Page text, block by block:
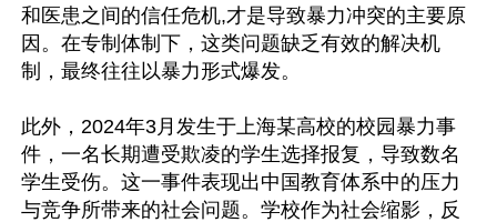
和医患之间的信任危机,才是导致暴力冲突的主要原
因。在专制体制下，这类问题缺乏有效的解决机
制，最终往往以暴力形式爆发。
此外，2024年3月发生于上海某高校的校园暴力事
件，一名长期遭受欺凌的学生选择报复，导致数名
学生受伤。这一事件表现出中国教育体系中的压力
与竞争所带来的社会问题。学校作为社会缩影，反